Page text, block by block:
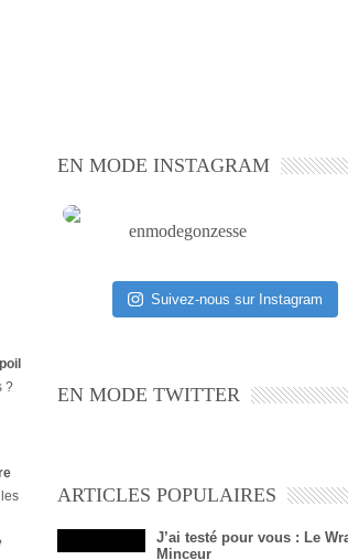
?
EN MODE INSTAGRAM
enmodegonzesse
Suivez-nous sur Instagram
EN MODE TWITTER
ARTICLES POPULAIRES
J’ai testé pour vous : Le
Minceur